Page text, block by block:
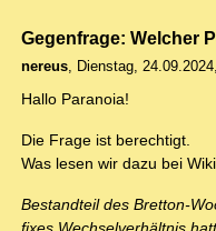
Gegenfrage: Welcher
nereus, Dienstag,
Hallo Paranoia!
Die Frage ist berechtigt.
Was lesen wir dazu bei
Bestandteil des Bretton-